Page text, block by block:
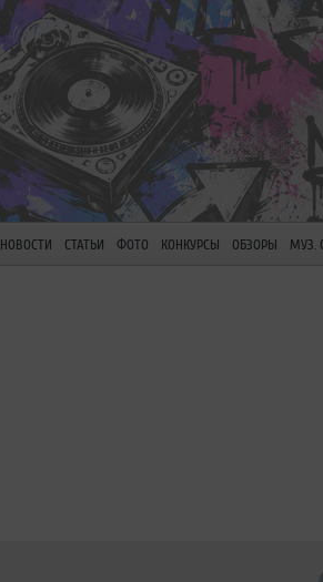
НОВОСТИ СТАТЬИ ФОТО КОНКУРСЫ ОБЗОРЫ МУЗ.